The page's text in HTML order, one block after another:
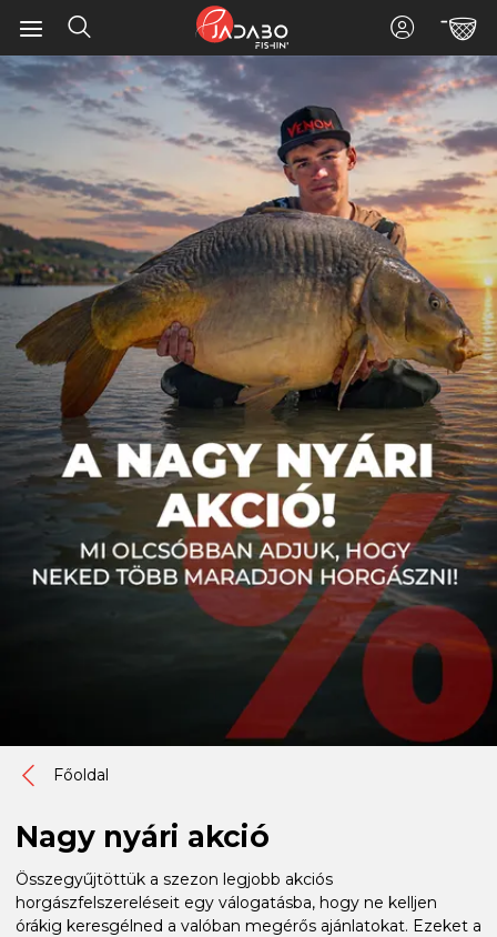
Főoldal
Nagy nyári akció
Összegyűjtöttük a szezon legjobb akciós
horgászfelszereléseit egy válogatásba, hogy ne kelljen
órákig keresgélned a valóban megérős ajánlatokat. Ezeket a